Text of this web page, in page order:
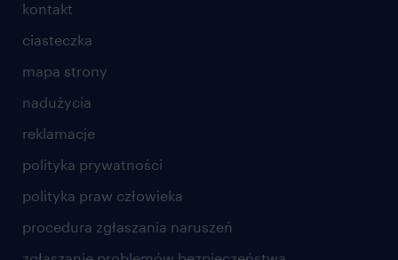
kontakt
ciasteczka
mapa strony
nadużycia
reklamacje
polityka prywatności
polityka praw człowieka
procedura zgłaszania naruszeń